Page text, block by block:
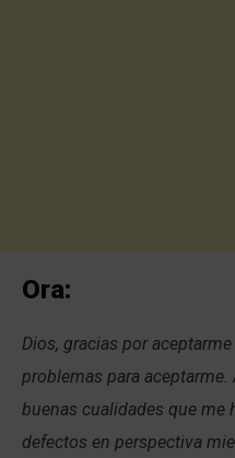
Ora:
Dios, gracias por
problemas para aceptarme.
buenas cualidades que me
defectos en perspectiva